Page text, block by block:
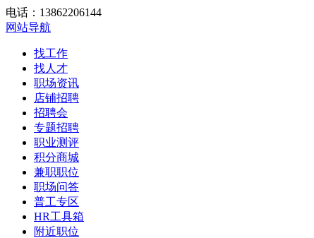
电话：13862206144
网站导航
找工作
找人才
职场资讯
店铺招聘
招聘会
专题招聘
职业测评
积分商城
兼职职位
职场问答
普工专区
HR工具箱
附近职位